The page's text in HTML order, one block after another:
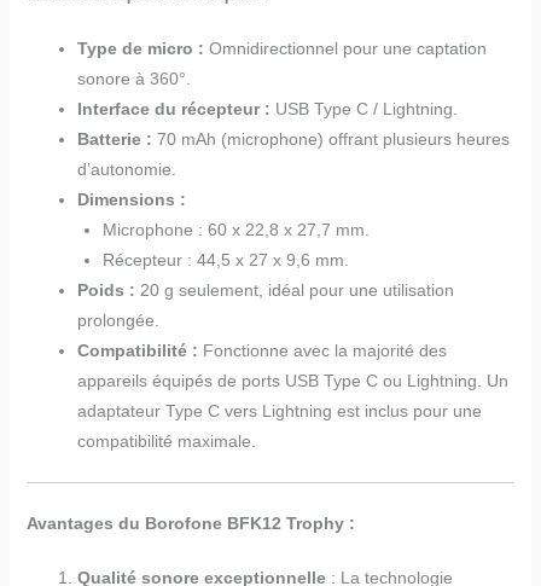
Type de micro : Omnidirectionnel pour une captation
sonore à 360°.
Interface du récepteur : USB Type C / Lightning.
Batterie : 70 mAh (microphone) offrant plusieurs heures
d’autonomie.
Dimensions :
Microphone : 60 x 22,8 x 27,7 mm.
Récepteur : 44,5 x 27 x 9,6 mm.
Poids : 20 g seulement, idéal pour une utilisation
prolongée.
Compatibilité : Fonctionne avec la majorité des
appareils équipés de ports USB Type C ou Lightning. Un
adaptateur Type C vers Lightning est inclus pour une
compatibilité maximale.
Avantages du Borofone BFK12 Trophy :
Qualité sonore exceptionnelle: La technologie